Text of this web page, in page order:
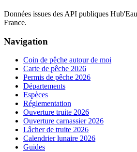
Données issues des API publiques
France.
Navigation
Coin de pêche autour de moi
Carte de pêche 2026
Permis de pêche 2026
Départements
Espèces
Réglementation
Ouverture truite 2026
Ouverture carnassier 2026
Lâcher de truite 2026
Calendrier lunaire 2026
Guides